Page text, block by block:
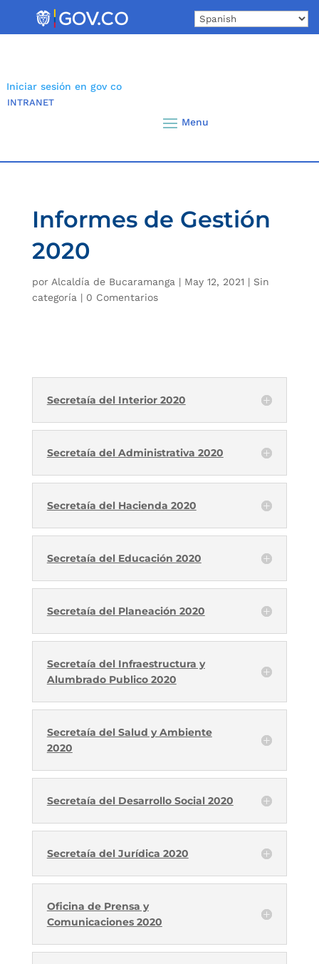
Iniciar sesión en gov co
INTRANET
Informes de Gestión
2020
por Alcaldía de Bucaramanga | May 12, 2021 | Sin
categoría | 0 Comentarios
Secretaía del Interior 2020
Secretaía del Administrativa 2020
Secretaía del Hacienda 2020
Secretaía del Educación 2020
Secretaía del Planeación 2020
Secretaía del Infraestructura y
Alumbrado Publico 2020
Secretaía del Salud y Ambiente
2020
Secretaía del Desarrollo Social 2020
Secretaía del Jurídica 2020
Oficina de Prensa y
Comunicaciones 2020